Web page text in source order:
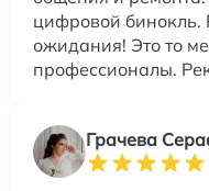
цифровой бинокль.
ожидания! Это то
профессионалы.
Грачева